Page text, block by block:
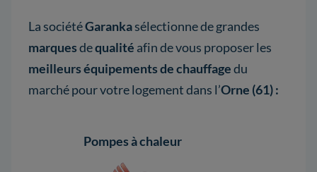
La sociétéGarankasélectionne de grandes
marquesdequalité afin de vous proposer les
meilleurs équipements de chauffagedu
marché pour votre logement dans l’Orne (61) :
Pompes à chaleur